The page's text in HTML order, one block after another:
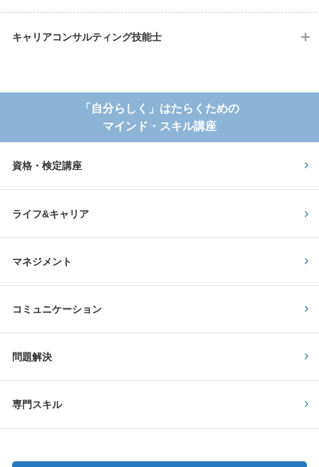
キャリアコンサルティング技能士
「自分らしく」はたらくための
マインド・スキル講座
資格・検定講座
ライフ&キャリア
マネジメント
コミュニケーション
問題解決
専門スキル